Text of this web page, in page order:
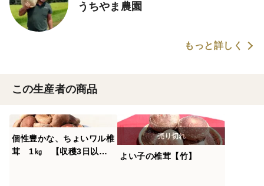
うちやま農園
もっと詳しく
この生産者の商品
個性豊かな、ちょいワル椎
茸 1㎏ 【収穫3日以
よい子の椎茸【竹】